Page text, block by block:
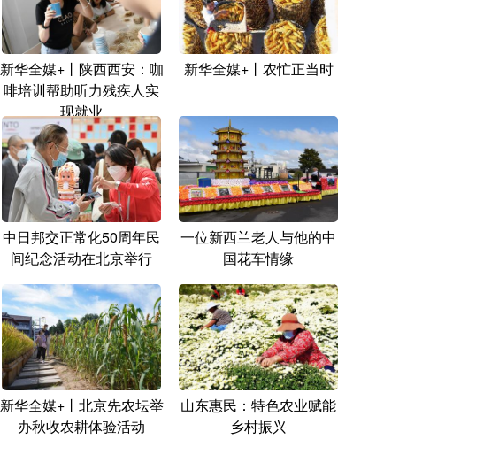
新华全媒+丨陕西西安：咖
啡培训帮助听力残疾人实
现就业
新华全媒+丨农忙正当时
中日邦交正常化50周年民
间纪念活动在北京举行
一位新西兰老人与他的中
国花车情缘
新华全媒+丨北京先农坛举
办秋收农耕体验活动
山东惠民：特色农业赋能
乡村振兴